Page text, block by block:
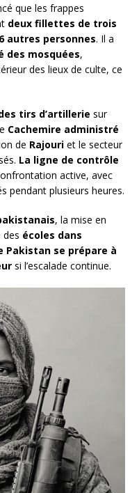
que les frappes
deux fillettes de trois
autres personnes. Il a
des mosquées,
des lieux de culte, ce
tirs d’artillerie sur
Cachemire administré
de Rajouri et le secteur
La ligne de contrôle
active, avec
pendant plusieurs heures.
, la mise en
écoles dans
Pakistan se prépare à
si l’escalade continue.